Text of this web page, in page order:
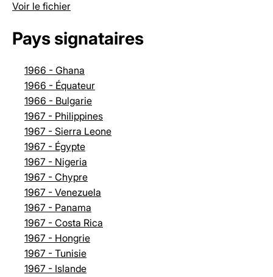
Voir le fichier
Pays signataires
1966 - Ghana
1966 - Équateur
1966 - Bulgarie
1967 - Philippines
1967 - Sierra Leone
1967 - Égypte
1967 - Nigeria
1967 - Chypre
1967 - Venezuela
1967 - Panama
1967 - Costa Rica
1967 - Hongrie
1967 - Tunisie
1967 - Islande